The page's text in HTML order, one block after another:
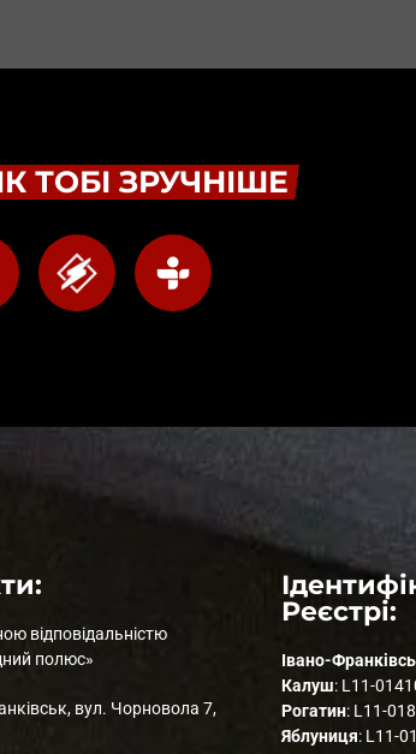
ТОБІ ЗРУЧНІШЕ
відповідальністю
полюс»
вул. Чорновола 7,
Реєстрі:
Івано-
Калуш: L11-
Рогатин: L11-
Яблуниця: L11-